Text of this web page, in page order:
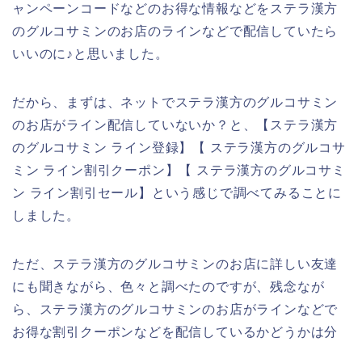
ャンペーンコードなどのお得な情報などをステラ漢方
のグルコサミンのお店のラインなどで配信していたら
いいのに♪と思いました。
だから、まずは、ネットでステラ漢方のグルコサミン
のお店がライン配信していないか？と、【ステラ漢方
のグルコサミン ライン登録】【 ステラ漢方のグルコサ
ミン ライン割引クーポン】【 ステラ漢方のグルコサミ
ン ライン割引セール】という感じで調べてみることに
しました。
ただ、ステラ漢方のグルコサミンのお店に詳しい友達
にも聞きながら、色々と調べたのですが、残念なが
ら、ステラ漢方のグルコサミンのお店がラインなどで
お得な割引クーポンなどを配信しているかどうかは分